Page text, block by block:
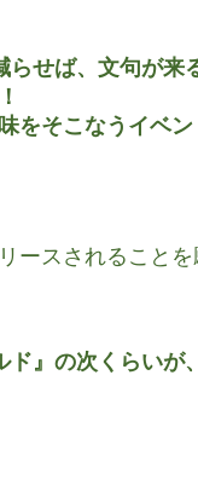
せば、文句が来
をそこなうイベ
ースされること
』の次くらいが